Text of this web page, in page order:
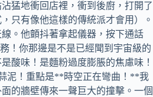
猛地衝回店裡，衝到後廚，打開了
只有像他這樣的傳統派才會用）。
線。他顫抖著拿起儀器，按下通話
！你那邊是不是已經聞到宇宙級的
酸味！是麵粉過度膨脹的焦慮味！
泥！重點是**時空正在彎曲！**我
的牆壁傳來一聲巨大的撞擊。一個